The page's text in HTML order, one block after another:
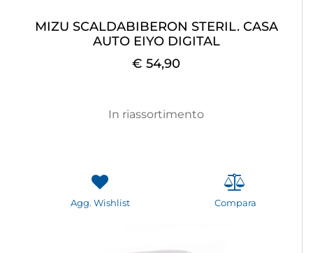
MIZU SCALDABIBERON STERIL. CASA
AUTO EIYO DIGITAL
€ 54,90
In riassortimento
Agg. Wishlist Compara